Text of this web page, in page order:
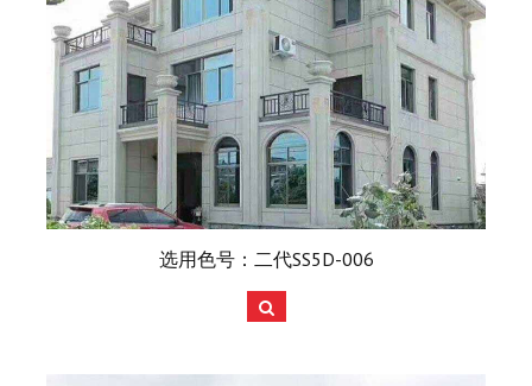
选用色号：二代SS5D-006